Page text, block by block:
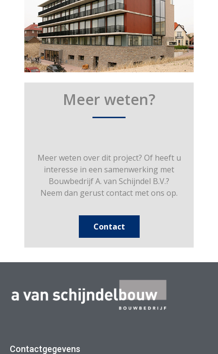
Meer weten?
____
Meer weten over dit project? Of heeft u
interesse in een samenwerking met
Bouwbedrijf A. van Schijndel B.V.?
Neem dan gerust contact met ons op.
Contact
Contactgegevens